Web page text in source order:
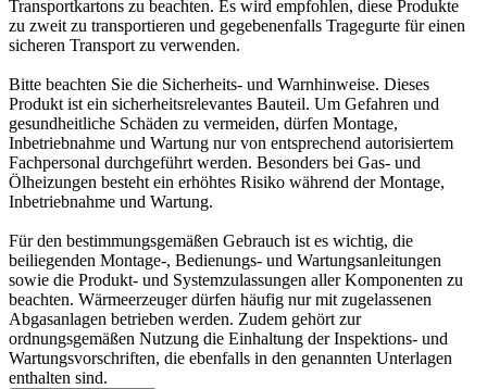
Transportkartons zu beachten. Es wird empfohlen, diese Produkte
zu zweit zu transportieren und gegebenenfalls Tragegurte für einen
sicheren Transport zu verwenden.
Bitte beachten Sie die Sicherheits- und Warnhinweise. Dieses
Produkt ist ein sicherheitsrelevantes Bauteil. Um Gefahren und
gesundheitliche Schäden zu vermeiden, dürfen Montage,
Inbetriebnahme und Wartung nur von entsprechend autorisiertem
Fachpersonal durchgeführt werden. Besonders bei Gas- und
Ölheizungen besteht ein erhöhtes Risiko während der Montage,
Inbetriebnahme und Wartung.
Für den bestimmungsgemäßen Gebrauch ist es wichtig, die
beiliegenden Montage-, Bedienungs- und Wartungsanleitungen
sowie die Produkt- und Systemzulassungen aller Komponenten zu
beachten. Wärmeerzeuger dürfen häufig nur mit zugelassenen
Abgasanlagen betrieben werden. Zudem gehört zur
ordnungsgemäßen Nutzung die Einhaltung der Inspektions- und
Wartungsvorschriften, die ebenfalls in den genannten Unterlagen
enthalten sind.